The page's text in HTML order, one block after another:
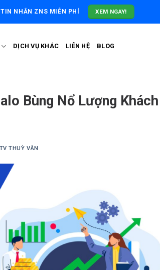
NHẮN ZNS MIỄN PHÍ XEM NGAY!
DỊCH VỤ KHÁC LIÊN HỆ BLOG
Bùng Nổ Lượng Khách
THUỲ VÂN